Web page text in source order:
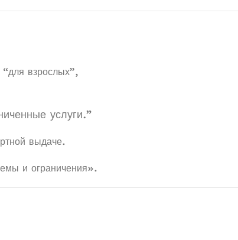
взрослых”,
услуги.”
выдаче.
и ограничения».